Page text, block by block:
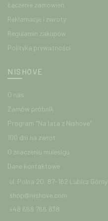
Łączenie zamówień
Reklamacje i zwroty
Regulamin zakupów
Polityka prywatności
NISHOVE
O nas
Zamów próbnik
Program "Na lata z Nishove"
100 dni na zwrot
O znaczeniu mulesigu
Dane kontaktowe
ul. Polna 20, 87-162 Lubicz Górny
shop@nishove.com
+48 668 766 838